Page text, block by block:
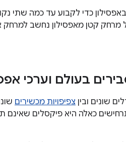
כדי לקבוע עד כמה שתי
מרחק קטן מאפסילון נחשב למרחק
בעולם וערכי
שונים ובין צפיפויות מכשירים